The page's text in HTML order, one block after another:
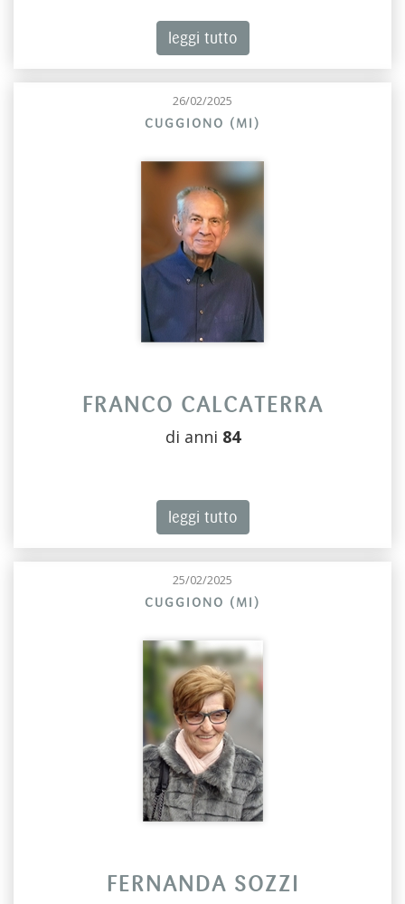
leggi tutto
26/02/2025
CUGGIONO (MI)
FRANCO CALCATERRA
di anni 84
leggi tutto
25/02/2025
CUGGIONO (MI)
FERNANDA SOZZI